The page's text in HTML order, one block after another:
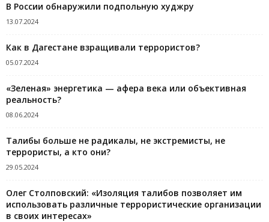
В России обнаружили подпольную худжру
13.07.2024
Как в Дагестане взращивали террористов?
05.07.2024
«Зеленая» энергетика — афера века или объективная
реальность?
08.06.2024
Талибы больше не радикалы, не экстремисты, не
террористы, а кто они?
29.05.2024
Олег Столповский: «Изоляция талибов позволяет им
использовать различные террористические организации
в своих интересах»